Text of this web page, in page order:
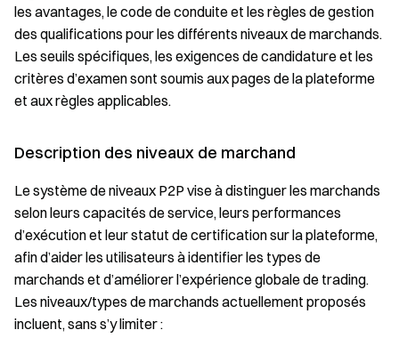
les avantages, le code de conduite et les règles de gestion
des qualifications pour les différents niveaux de marchands.
Les seuils spécifiques, les exigences de candidature et les
critères d’examen sont soumis aux pages de la plateforme
et aux règles applicables.
Description des niveaux de marchand
Le système de niveaux P2P vise à distinguer les marchands
selon leurs capacités de service, leurs performances
d’exécution et leur statut de certification sur la plateforme,
afin d’aider les utilisateurs à identifier les types de
marchands et d’améliorer l’expérience globale de trading.
Les niveaux/types de marchands actuellement proposés
incluent, sans s’y limiter :